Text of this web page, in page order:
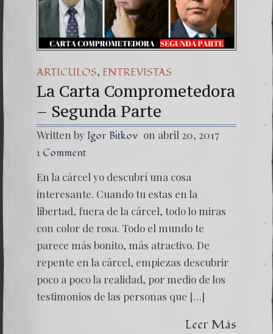
Una
7.
ARTICULOS, ENTREVISTAS
La Carta Comprometedora
– Segunda Parte
Written by Igor Bitkov on abril 20, 2017
1 Comment
En la cárcel yo descubrí una cosa
interesante. Cuando tu estas en la
libertad, fuera de la cárcel, todo lo miras
con color de rosa. Todo el mundo te
parece más bonito, más atractivo. De
repente en la cárcel, empiezas descubrir
poco a poco la realidad, por medio de los
testimonios de las personas que […]
Leer Más